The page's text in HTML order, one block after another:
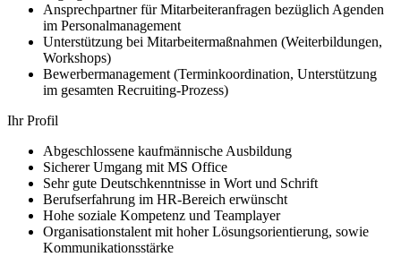
Ansprechpartner für Mitarbeiteranfragen bezüglich Agenden
im Personalmanagement
Unterstützung bei Mitarbeitermaßnahmen (Weiterbildungen,
Workshops)
Bewerbermanagement (Terminkoordination, Unterstützung
im gesamten Recruiting-Prozess)
Ihr Profil
Abgeschlossene kaufmännische Ausbildung
Sicherer Umgang mit MS Office
Sehr gute Deutschkenntnisse in Wort und Schrift
Berufserfahrung im HR-Bereich erwünscht
Hohe soziale Kompetenz und Teamplayer
Organisationstalent mit hoher Lösungsorientierung, sowie
Kommunikationsstärke